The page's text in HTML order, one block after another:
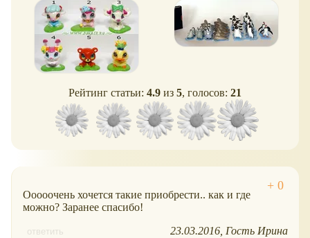
Рейтинг статьи: 4.9 из 5, голосов: 21
Ооооочень хочется такие приобрести.. как и где
можно? Заранее спасибо!
ответить 23.03.2016 Гость Ирина